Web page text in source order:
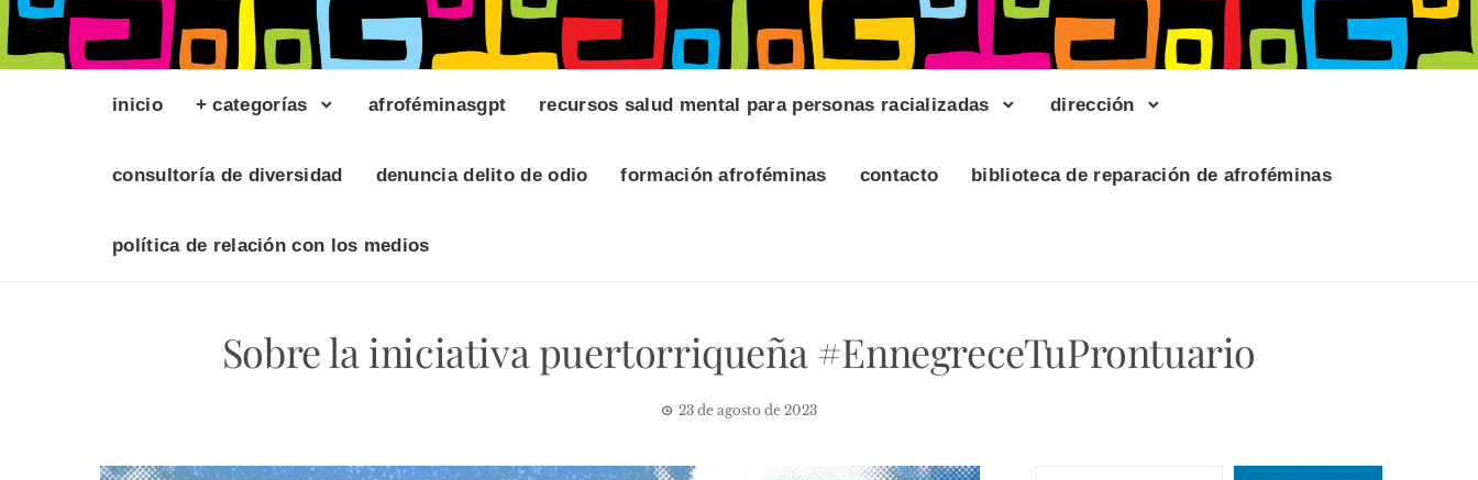
inicio + categorías afroféminasgpt recursos salud mental para personas racializadas dirección
consultoría de diversidad denuncia delito de odio formación afroféminas contacto biblioteca de reparación de afroféminas
política de relación con los medios
Sobre la iniciativa puertorriqueña #EnnegreceTuProntuario
23 de agosto de 2023